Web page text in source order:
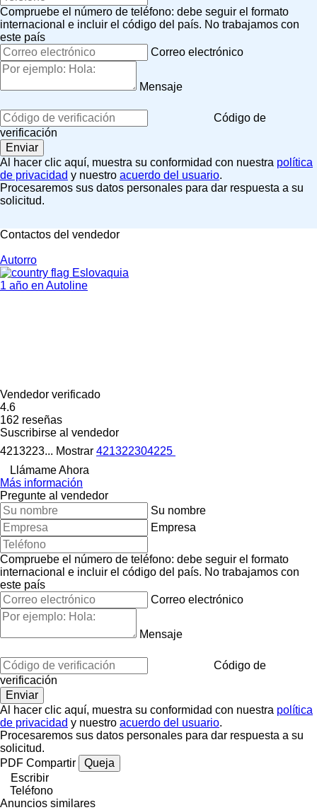
Compruebe el número de teléfono: debe seguir el formato
internacional e incluir el código del país. No trabajamos con
este país
Correo electrónico
Mensaje
Código de
verificación
Al hacer clic aquí, muestra su conformidad con nuestra política
de privacidad y nuestro acuerdo del usuario.
Procesaremos sus datos personales para dar respuesta a su
solicitud.
Contactos del vendedor
Autorro
Eslovaquia
1 año en Autoline
Vendedor verificado
4.6
162 reseñas
Suscribirse al vendedor
4213223... Mostrar 421322304225
Llámame Ahora
Más información
Pregunte al vendedor
Su nombre
Empresa
Compruebe el número de teléfono: debe seguir el formato
internacional e incluir el código del país. No trabajamos con
este país
Correo electrónico
Mensaje
Código de
verificación
Al hacer clic aquí, muestra su conformidad con nuestra política
de privacidad y nuestro acuerdo del usuario.
Procesaremos sus datos personales para dar respuesta a su
solicitud.
PDF Compartir
Queja
Escribir
Teléfono
Anuncios similares